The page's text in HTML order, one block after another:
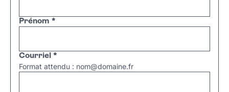
Prénom *
Courriel *
Format attendu : nom@domaine.fr